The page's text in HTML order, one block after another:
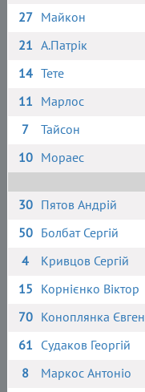
27 Майкон
21 А.Патрік
14 Тете
11 Марлос
7
Тайсон
10 Мораес
30 Пятов Андрій
50 Болбат Сергій
4
Кривцов Сергій
15 Корнієнко Віктор
70 Коноплянка Євген
61 Судаков Георгій
8
Маркос Антоніо